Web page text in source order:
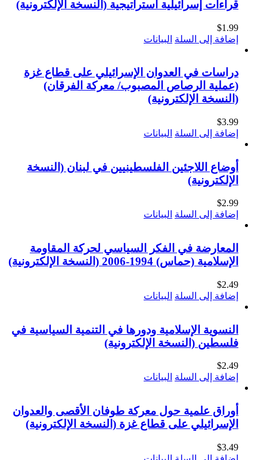
قراءات إسرائيلية استراتيجية (النسخة الإلكترونية)
$1.99
إضافة إلى السلة البيانات
دراسات في العدوان الإسرائيلي على قطاع غزة
(عملية الرصاص المصبوب/ معركة الفرقان)
(النسخة الإلكترونية)
$3.99
إضافة إلى السلة البيانات
أوضاع اللاجئين الفلسطينيين في لبنان (النسخة
الإلكترونية)
$2.99
إضافة إلى السلة البيانات
المعارضة في الفكر السياسي لحركة المقاومة
الإسلامية (حماس) 1994-2006 (النسخة الإلكترونية)
$2.49
إضافة إلى السلة البيانات
النسوية الإسلامية ودورها في التنمية السياسية في
فلسطين (النسخة الإلكترونية)
$2.49
إضافة إلى السلة البيانات
أوراق علمية حول معركة طوفان الأقصى والعدوان
الإسرائيلي على قطاع غزة (النسخة الإلكترونية)
$3.49